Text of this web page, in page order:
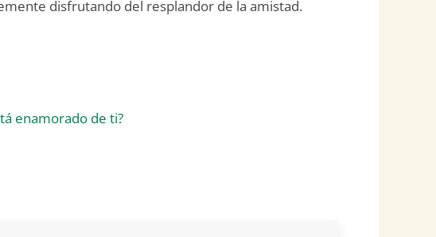
disfrutando del resplandor de la amistad.